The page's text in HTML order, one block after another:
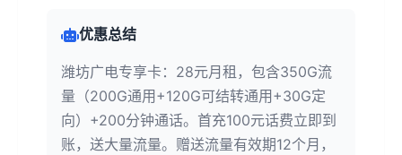
优惠总结
潍坊广电专享卡：28元月租，包含350G流
量（200G通用+120G可结转通用+30G定
向）+200分钟通话。首充100元话费立即到
账，送大量流量。赠送流量有效期12个月，